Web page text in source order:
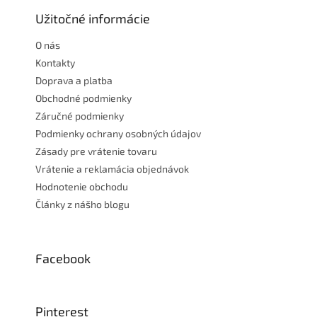
Užitočné informácie
O nás
Kontakty
Doprava a platba
Obchodné podmienky
Záručné podmienky
Podmienky ochrany osobných údajov
Zásady pre vrátenie tovaru
Vrátenie a reklamácia objednávok
Hodnotenie obchodu
Články z nášho blogu
Facebook
Pinterest